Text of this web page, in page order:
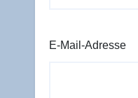
E-Mail-Adresse